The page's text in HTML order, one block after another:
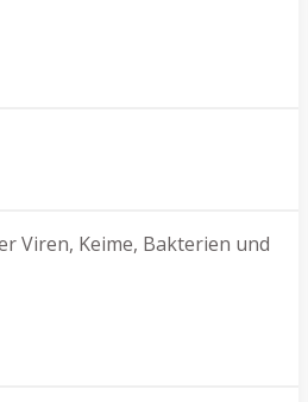
Viren, Keime, Bakterien und